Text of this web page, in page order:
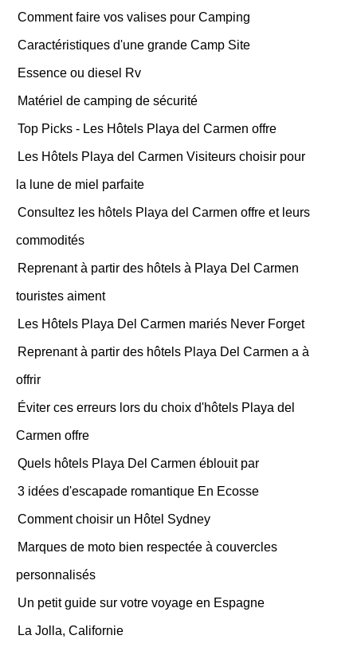
Comment faire vos valises pour Camping
Caractéristiques d'une grande Camp Site
Essence ou diesel Rv
Matériel de camping de sécurité
Top Picks - Les Hôtels Playa del Carmen offre
Les Hôtels Playa del Carmen Visiteurs choisir pour
la lune de miel parfaite
Consultez les hôtels Playa del Carmen offre et leurs
commodités
Reprenant à partir des hôtels à Playa Del Carmen
touristes aiment
Les Hôtels Playa Del Carmen mariés Never Forget
Reprenant à partir des hôtels Playa Del Carmen a à
offrir
Éviter ces erreurs lors du choix d'hôtels Playa del
Carmen offre
Quels hôtels Playa Del Carmen éblouit par
3 idées d'escapade romantique En Ecosse
Comment choisir un Hôtel Sydney
Marques de moto bien respectée à couvercles
personnalisés
Un petit guide sur votre voyage en Espagne
La Jolla, Californie